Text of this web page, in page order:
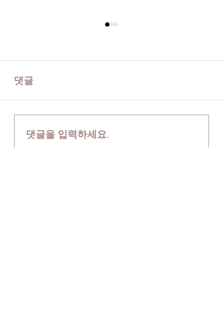
[클.바.세 칼럼3]
댓글
댓글을 입력하세요.